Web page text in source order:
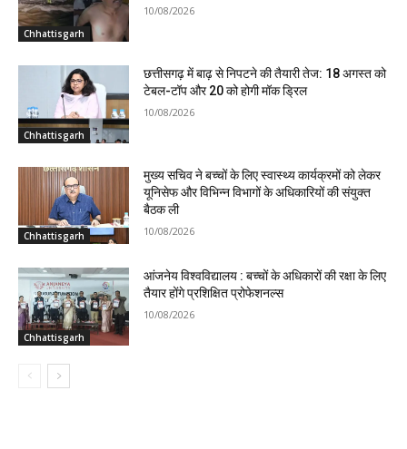
Chhattisgarh
10/08/2026
Chhattisgarh
छत्तीसगढ़ में बाढ़ से निपटने की तैयारी तेज: 18 अगस्त को
टेबल-टॉप और 20 को होगी मॉक ड्रिल
10/08/2026
Chhattisgarh
मुख्य सचिव ने बच्चों के लिए स्वास्थ्य कार्यक्रमों को लेकर
यूनिसेफ और विभिन्न विभागों के अधिकारियों की संयुक्त
बैठक ली
10/08/2026
Chhattisgarh
आंजनेय विश्वविद्यालय : बच्चों के अधिकारों की रक्षा के लिए
तैयार होंगे प्रशिक्षित प्रोफेशनल्स
10/08/2026